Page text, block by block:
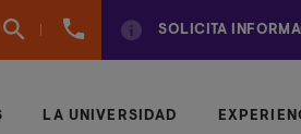
961
SOLICITA
LA UNIVERSIDAD